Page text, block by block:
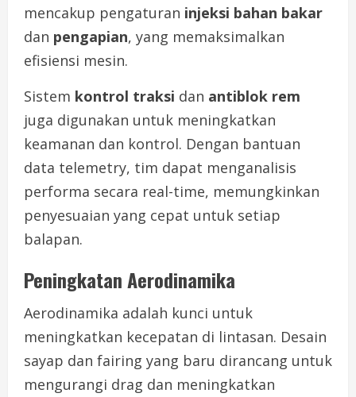
mencakup pengaturan injeksi bahan bakar
dan pengapian, yang memaksimalkan
efisiensi mesin.
Sistem kontrol traksi dan antiblok rem
juga digunakan untuk meningkatkan
keamanan dan kontrol. Dengan bantuan
data telemetry, tim dapat menganalisis
performa secara real-time, memungkinkan
penyesuaian yang cepat untuk setiap
balapan.
Peningkatan Aerodinamika
Aerodinamika adalah kunci untuk
meningkatkan kecepatan di lintasan. Desain
sayap dan fairing yang baru dirancang untuk
mengurangi drag dan meningkatkan